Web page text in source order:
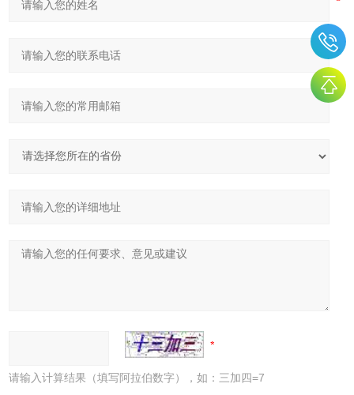
请输入计算结果（填写阿拉伯数字），如：三加四=7